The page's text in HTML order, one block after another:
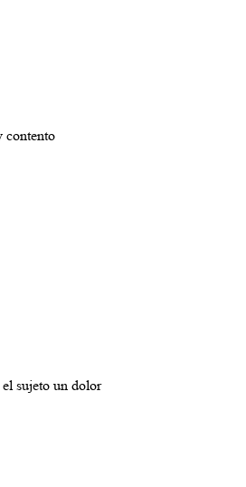
contento
el sujeto un dolor